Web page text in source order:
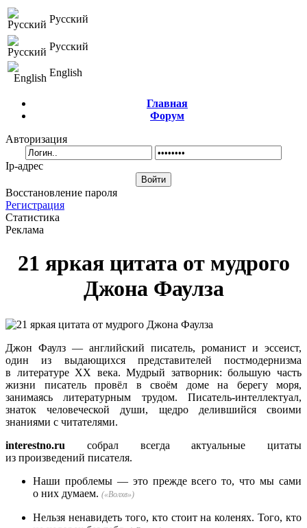
Русский
Русский
English
Главная
Форум
Авторизация
Ip-адрес
Восстановление пароля
Регистрация
Статистика
Реклама
21 яркая цитата от мудрого
Джона Фаулза
Джон Фаулз — английский писатель, романист и эссеист,
один из выдающихся представителей постмодернизма
в литературе XX века. Мудрый затворник: большую часть
жизни писатель провёл в своём доме на берегу моря,
занимаясь литературным трудом. Писатель-интеллектуал,
знаток человеческой души, щедро делившийся своими
знаниями с читателями.
interestno.ru собрал всегда актуальные цитаты
из произведений писателя.
Наши проблемы — это прежде всего то, что мы сами
о них думаем. («Волхв»)
Нельзя ненавидеть того, кто стоит на коленях. Того, кто